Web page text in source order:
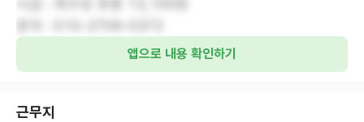
앱으로 내용 확인하기
근무지